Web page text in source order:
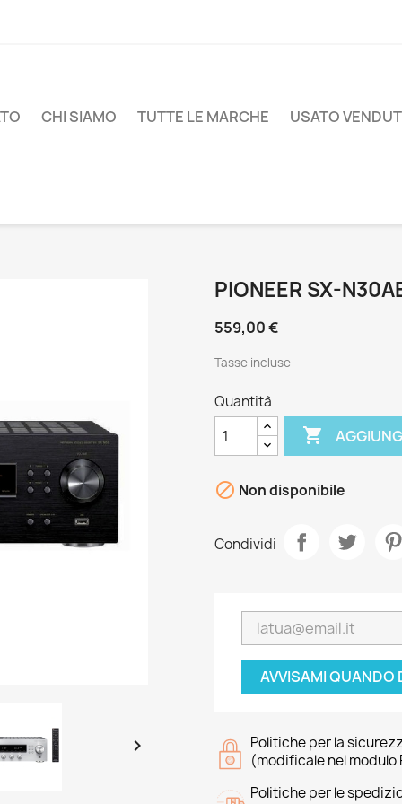
CHI SIAMO TUTTE LE MARCHE USATO

PIONEER SX-
559,00 €
Tasse incluse
Quantità

 Non disponibile
Condividi
AVVISAMI QUANDO
Politiche per la
(modificale nel
Politiche per le